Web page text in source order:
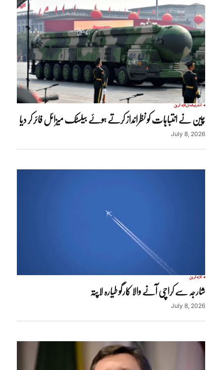
انٹرنیشنلتازہ ترین
چین نے انتباہات کو نظرانداز کرتے ہوئے بیلسٹک میزائل فائر کر دیا
July 8, 2026
تازہ ترین
شارجہ سے کراچی آنے والا کارگو طیارہ لاپتہ
July 8, 2026